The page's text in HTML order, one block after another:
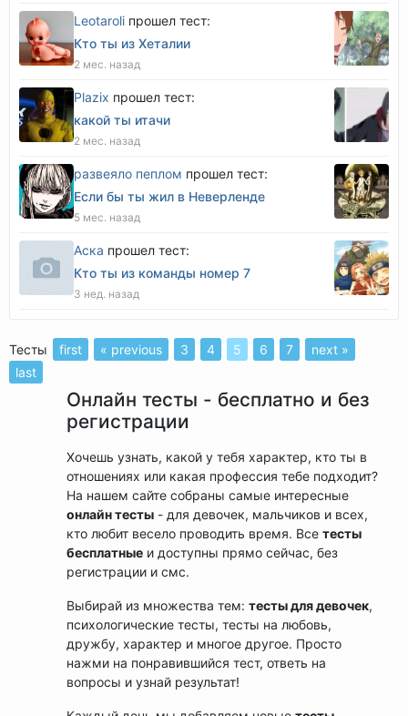
Leotaroli прошел тест:
Кто ты из Хеталии
2 мес. назад
Plazix прошел тест:
какой ты итачи
2 мес. назад
развеяло пеплом прошел тест:
Если бы ты жил в Неверленде
5 мес. назад
Аска прошел тест:
Кто ты из команды номер 7
3 нед. назад
Тесты first « previous 3 4 5 6 7
next »
last
Онлайн тесты - бесплатно и без
регистрации
Хочешь узнать, какой у тебя характер, кто ты в
отношениях или какая профессия тебе подходит?
На нашем сайте собраны самые интересные
онлайн тесты - для девочек, мальчиков и всех,
кто любит весело проводить время. Все тесты
бесплатные и доступны прямо сейчас, без
регистрации и смс.
Выбирай из множества тем: тесты для девочек,
психологические тесты, тесты на любовь,
дружбу, характер и многое другое. Просто
нажми на понравившийся тест, ответь на
вопросы и узнай результат!